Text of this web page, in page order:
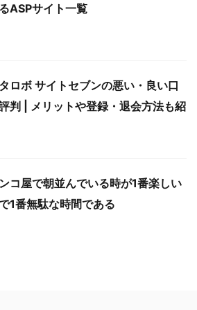
ASPサイト一覧
ロボ サイトセブンの悪い・良い口
判 | メリットや登録・退会方法も紹
コ屋で朝並んでいる時が1番楽しい
1番無駄な時間である